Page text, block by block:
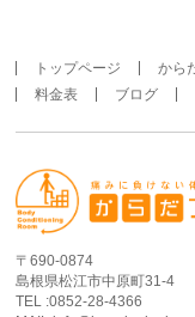
トップページ から
料金表
ブログ
〒690-0874
島根県松江市中原町31-4
TEL :0852-28-4366